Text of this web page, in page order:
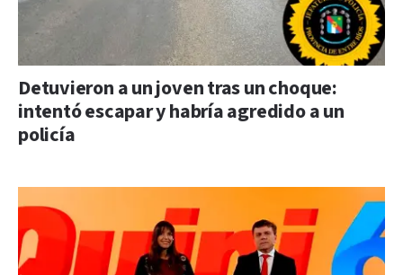
Detuvieron a un joven tras un choque:
intentó escapar y habría agredido a un
policía